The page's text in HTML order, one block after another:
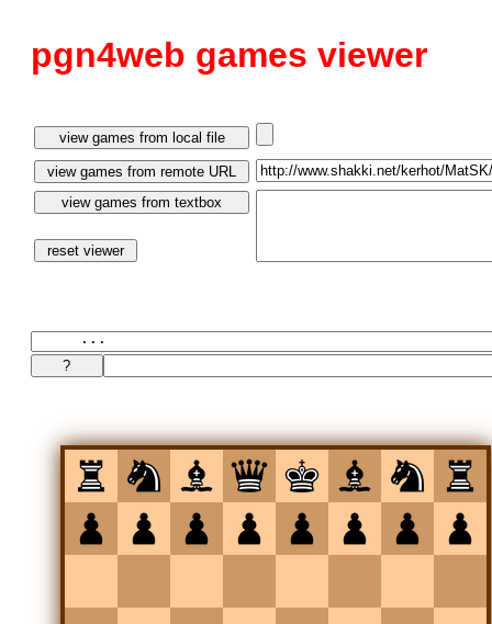
pgn4web games viewer